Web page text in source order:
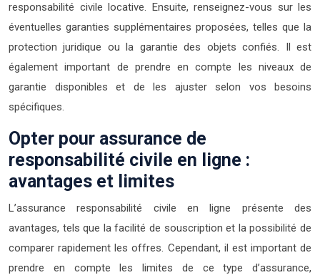
responsabilité civile locative. Ensuite, renseignez-vous sur les
éventuelles garanties supplémentaires proposées, telles que la
protection juridique ou la garantie des objets confiés. Il est
également important de prendre en compte les niveaux de
garantie disponibles et de les ajuster selon vos besoins
spécifiques.
Opter pour assurance de
responsabilité civile en ligne :
avantages et limites
L’assurance responsabilité civile en ligne présente des
avantages, tels que la facilité de souscription et la possibilité de
comparer rapidement les offres. Cependant, il est important de
prendre en compte les limites de ce type d’assurance,